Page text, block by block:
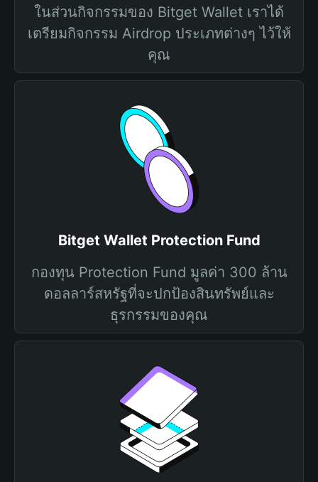
ในส่วนกิจกรรมของ Bitget Wallet เราได้
เตรียมกิจกรรม Airdrop ประเภทต่างๆ ไว้ให้
คุณ
Bitget Wallet Protection Fund
กองทุน Protection Fund มูลค่า 300 ล้าน
ดอลลาร์สหรัฐที่จะปกป้องสินทรัพย์และ
ธุรกรรมของคุณ